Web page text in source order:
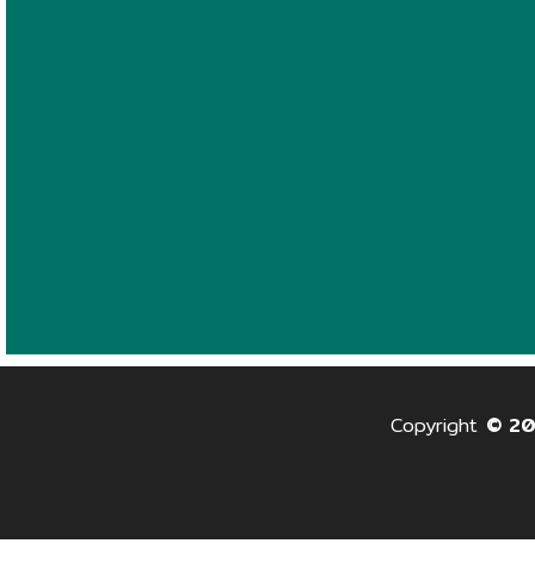
Copyright ©